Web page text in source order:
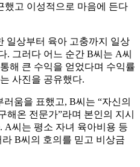
했고 이성적으로 마음에 든다
일상부터 육아 고충까지 일상
. 그러다 어느 순간 B씨는 A씨
해 큰 수익을 얻었다며 수익률
사진을 공유했다.
움을 표했고, B씨는 “자신의
해온 전문가”라며 본인의 지시
A씨는 평소 자녀 육아비용 등
B씨의 호의를 믿고 비상금